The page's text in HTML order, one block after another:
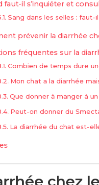
faut-il s’inquiéter et
Sang dans les selles : faut-il
prévenir la diarrhée
fréquentes sur la
Combien de temps dure
Mon chat a la diarrhée
Que donner à manger à
Peut-on donner du
La diarrhée du chat est-